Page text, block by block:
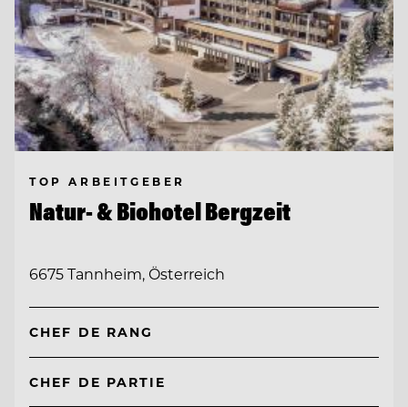
TOP ARBEITGEBER
Natur- & Biohotel Bergzeit
6675 Tannheim, Österreich
CHEF DE RANG
CHEF DE PARTIE